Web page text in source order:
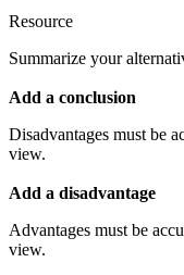
Resource
Summarize your
Add a conclusion
Disadvantages must be
view.
Add a disadvantage
Advantages must be
view.